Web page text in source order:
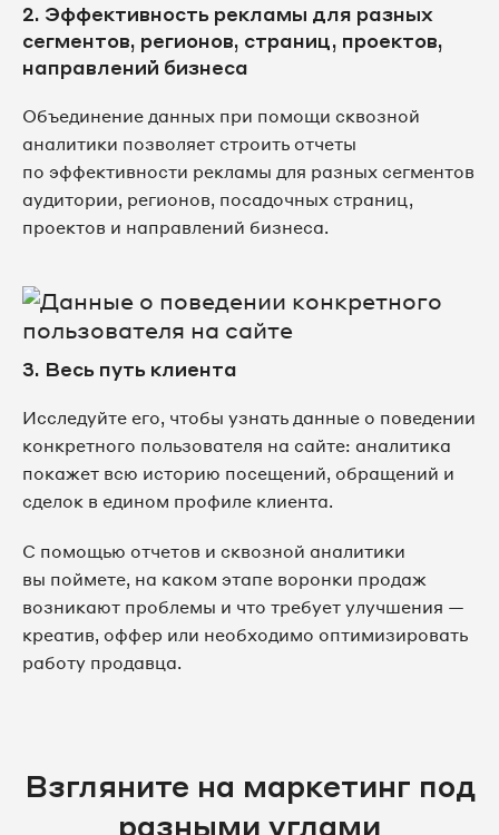
2. Эффективность рекламы для разных
сегментов, регионов, страниц, проектов,
направлений бизнеса
Объединение данных при помощи сквозной
аналитики позволяет строить отчеты
по эффективности рекламы для разных сегментов
аудитории, регионов, посадочных страниц,
проектов и направлений бизнеса.
3. Весь путь клиента
Исследуйте его, чтобы узнать данные о поведении
конкретного пользователя на сайте: аналитика
покажет всю историю посещений, обращений и
сделок в едином профиле клиента.
С помощью отчетов и сквозной аналитики
вы поймете, на каком этапе воронки продаж
возникают проблемы и что требует улучшения —
креатив, оффер или необходимо оптимизировать
работу продавца.
Взгляните на маркетинг под
разными углами